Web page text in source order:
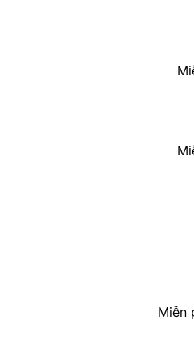
Miễn